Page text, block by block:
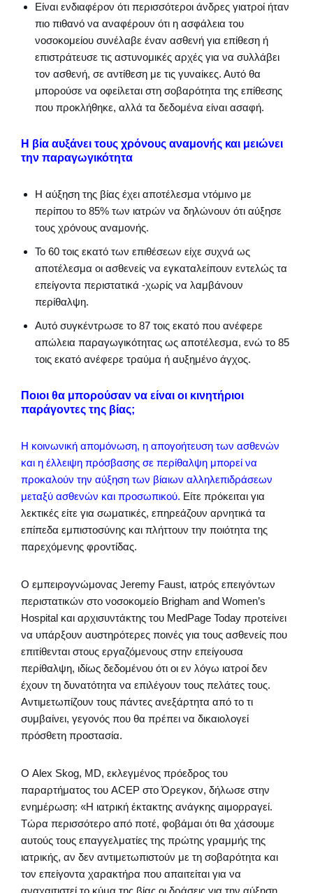
Είναι ενδιαφέρον ότι περισσότεροι άνδρες γιατροί ήταν
πιο πιθανό να αναφέρουν ότι η ασφάλεια του
νοσοκομείου συνέλαβε έναν ασθενή για επίθεση ή
επιστράτευσε τις αστυνομικές αρχές για να συλλάβει
τον ασθενή, σε αντίθεση με τις γυναίκες. Αυτό θα
μπορούσε να οφείλεται στη σοβαρότητα της επίθεσης
που προκλήθηκε, αλλά τα δεδομένα είναι ασαφή.
Η βία αυξάνει τους χρόνους αναμονής και μειώνει
την παραγωγικότητα
Η αύξηση της βίας έχει αποτέλεσμα ντόμινο με
περίπου το 85% των ιατρών να δηλώνουν ότι αύξησε
τους χρόνους αναμονής.
Το 60 τοις εκατό των επιθέσεων είχε συχνά ως
αποτέλεσμα οι ασθενείς να εγκαταλείπουν εντελώς τα
επείγοντα περιστατικά -χωρίς να λαμβάνουν
περίθαλψη.
Αυτό συγκέντρωσε το 87 τοις εκατό που ανέφερε
απώλεια παραγωγικότητας ως αποτέλεσμα, ενώ το 85
τοις εκατό ανέφερε τραύμα ή αυξημένο άγχος.
Ποιοι θα μπορούσαν να είναι οι κινητήριοι
παράγοντες της βίας;
Η κοινωνική απομόνωση, η απογοήτευση των ασθενών
και η έλλειψη πρόσβασης σε περίθαλψη μπορεί να
προκαλούν την αύξηση των βίαιων αλληλεπιδράσεων
μεταξύ ασθενών και προσωπικού. Είτε πρόκειται για
λεκτικές είτε για σωματικές, επηρεάζουν αρνητικά τα
επίπεδα εμπιστοσύνης και πλήττουν την ποιότητα της
παρεχόμενης φροντίδας.
Ο εμπειρογνώμονας Jeremy Faust, ιατρός επειγόντων
περιστατικών στο νοσοκομείο Brigham and Women’s
Hospital και αρχισυντάκτης του MedPage Today προτείνει
να υπάρξουν αυστηρότερες ποινές για τους ασθενείς που
επιτίθενται στους εργαζόμενους στην επείγουσα
περίθαλψη, ιδίως δεδομένου ότι οι εν λόγω ιατροί δεν
έχουν τη δυνατότητα να επιλέγουν τους πελάτες τους.
Αντιμετωπίζουν τους πάντες ανεξάρτητα από το τι
συμβαίνει, γεγονός που θα πρέπει να δικαιολογεί
πρόσθετη προστασία.
Ο Alex Skog, MD, εκλεγμένος πρόεδρος του
παραρτήματος του ACEP στο Όρεγκον, δήλωσε στην
ενημέρωση: «Η ιατρική έκτακτης ανάγκης αιμορραγεί.
Τώρα περισσότερο από ποτέ, φοβάμαι ότι θα χάσουμε
αυτούς τους επαγγελματίες της πρώτης γραμμής της
ιατρικής, αν δεν αντιμετωπιστούν με τη σοβαρότητα και
τον επείγοντα χαρακτήρα που απαιτείται για να
αναχαιτιστεί το κύμα της βίας οι δράσεις για την αύξηση